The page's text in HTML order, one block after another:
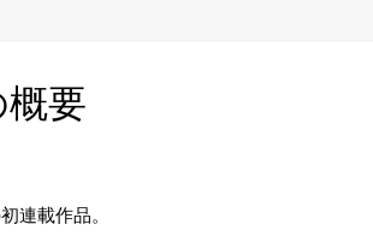
要
連載作品。